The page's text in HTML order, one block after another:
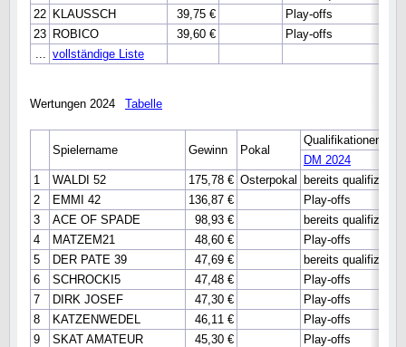
22 KLAUSSCH 39,75 €
Play-offs
23 ROBICO 39,60 €
Play-offs
... vollständige Liste
Wertungen 2024 Tabelle
Spielername Gewinn Pokal
Qualifikationen
DM 2024
1
WALDI 52 175,78 € Osterpokal bereits qualifiziert
2
EMMI 42 136,87 € Play-offs
3
ACE OF SPADE 98,93 € bereits qualifiziert
4
MATZEM21 48,60 € Play-offs
5
DER PATE 39 47,69 € bereits qualifiziert
6
SCHROCKI5 47,48 € Play-offs
7
DIRK JOSEF 47,30 € Play-offs
8
KATZENWEDEL 46,11 €
Play-offs
9
SKAT AMATEUR 45,30 €
Play-offs